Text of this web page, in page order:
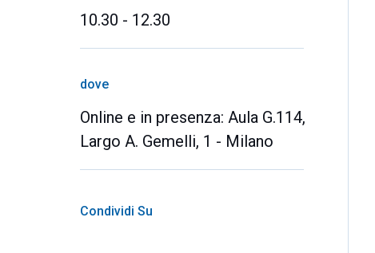
10.30 - 12.30
dove
Online e in presenza: Aula G.114,
Largo A. Gemelli, 1 - Milano
Condividi Su